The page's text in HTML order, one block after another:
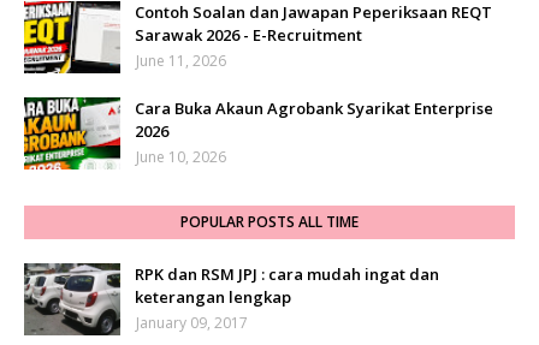
Contoh Soalan dan Jawapan Peperiksaan REQT
Sarawak 2026 - E-Recruitment
June 11, 2026
Cara Buka Akaun Agrobank Syarikat Enterprise
2026
June 10, 2026
POPULAR POSTS ALL TIME
RPK dan RSM JPJ : cara mudah ingat dan
keterangan lengkap
January 09, 2017